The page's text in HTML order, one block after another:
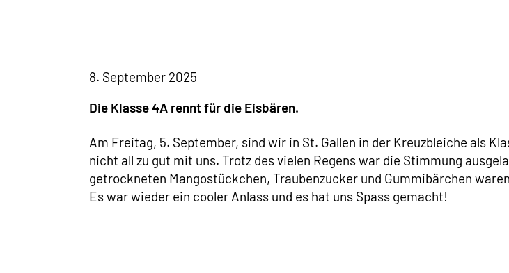
8. September 2025
Die Klasse 4A rennt für die Eisbären.
Am Freitag, 5. September, sind wir in St. Gallen in der Kreuzbleiche als
nicht all zu gut mit uns. Trotz des vielen Regens war die Stimmung
getrockneten Mangostückchen, Traubenzucker und Gummibärchen
Es war wieder ein cooler Anlass und es hat uns Spass gemacht!